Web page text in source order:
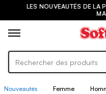
LES NOUVEAUTÉS DE LA
Nouveautés Femme